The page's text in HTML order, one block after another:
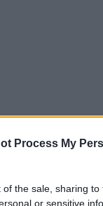
Process My
of the sale, sharing
or sensitive